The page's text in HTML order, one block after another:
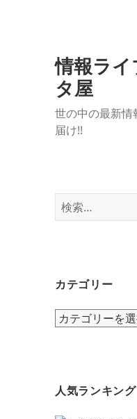
情報ラ
タ屋
世の中の最新情
届け!!
検
索:
カテゴリー
カ
ー
人気ランキング